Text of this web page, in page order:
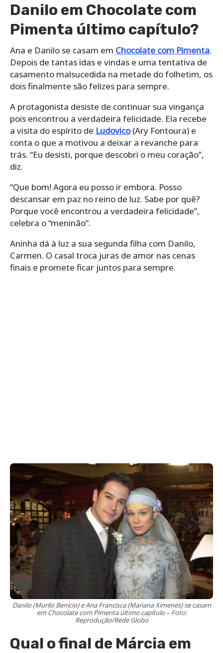
Danilo em Chocolate com
Pimenta último capítulo?
Ana e Danilo se casam em Chocolate com Pimenta.
Depois de tantas idas e vindas e uma tentativa de
casamento malsucedida na metade do folhetim, os
dois finalmente são felizes para sempre.
A protagonista desiste de continuar sua vingança
pois encontrou a verdadeira felicidade. Ela recebe
a visita do espírito de Ludovico(Ary Fontoura) e
conta o que a motivou a deixar a revanche para
trás. “Eu desisti, porque descobri o meu coração”,
diz.
“Que bom! Agora eu posso ir embora. Posso
descansar em paz no reino de luz. Sabe por quê?
Porque você encontrou a verdadeira felicidade”,
celebra o “meninão”.
Aninha dá à luz a sua segunda filha com Danilo,
Carmen. O casal troca juras de amor nas cenas
finais e promete ficar juntos para sempre.
Danilo (Murilo Benício) e Ana Francisca (Mariana Ximenes) se casam
em Chocolate com Pimenta último capítulo – Foto:
Reprodução/Rede Globo
Qual o final de Márcia em